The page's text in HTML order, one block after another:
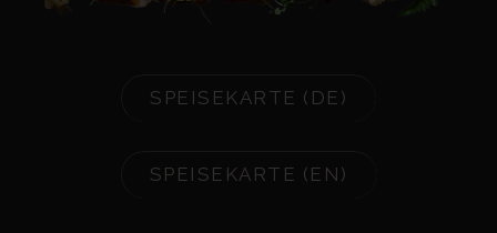
SPEISEKARTE (DE)
SPEISEKARTE (EN)